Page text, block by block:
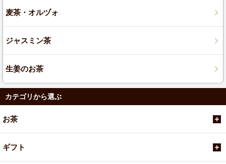
麦茶・オルヅォ
ジャスミン茶
生姜のお茶
カテゴリから選ぶ
お茶
ギフト